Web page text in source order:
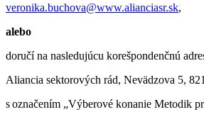
veronika.buchova@www.alianciasr.sk,
alebo
doručí na nasledujúcu korešpondenčnú
Aliancia sektorových rád, Nevädzova 5,
s označením „Výberové konanie Metodik